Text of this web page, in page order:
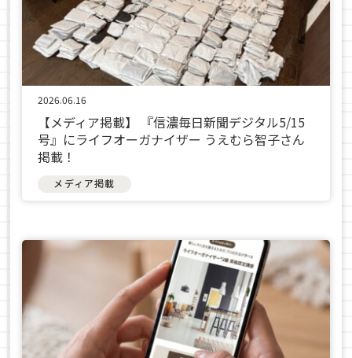
2026.06.16
【メディア掲載】 『信濃毎日新聞デジタル5/15
号』にライフオーガナイザー うえむら智子さん
掲載！
メディア掲載